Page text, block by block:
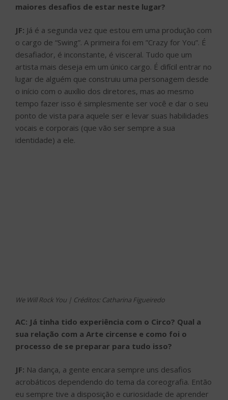
maiores desafios de estar neste lugar?
JF: Já é a segunda vez que estou em uma produção com
o cargo de “Swing”. A primeira foi em ”Crazy for You”. É
desafiador, é inconstante, é visceral. Tudo que um
artista mais deseja em um único cargo. É difícil entrar no
lugar de alguém que construiu uma personagem desde
o início com o auxílio dos diretores, mas ao mesmo
tempo fazer isso é simplesmente ser você e dar o seu
ponto de vista para aquele ser e levar suas habilidades
vocais e corporais (que vão ser sempre a sua
identidade) a ele.
We Will Rock You | Créditos: Catharina Figueiredo
AC: Já tinha tido experiência com o Circo? Qual a
sua relação com a Arte circense e como foi o
processo de se preparar para tudo isso?
JF: Na dança, a gente encara sempre uns desafios
acrobáticos dependendo do tema da coreografia. Então
eu sempre tive a disposição e curiosidade de aprender